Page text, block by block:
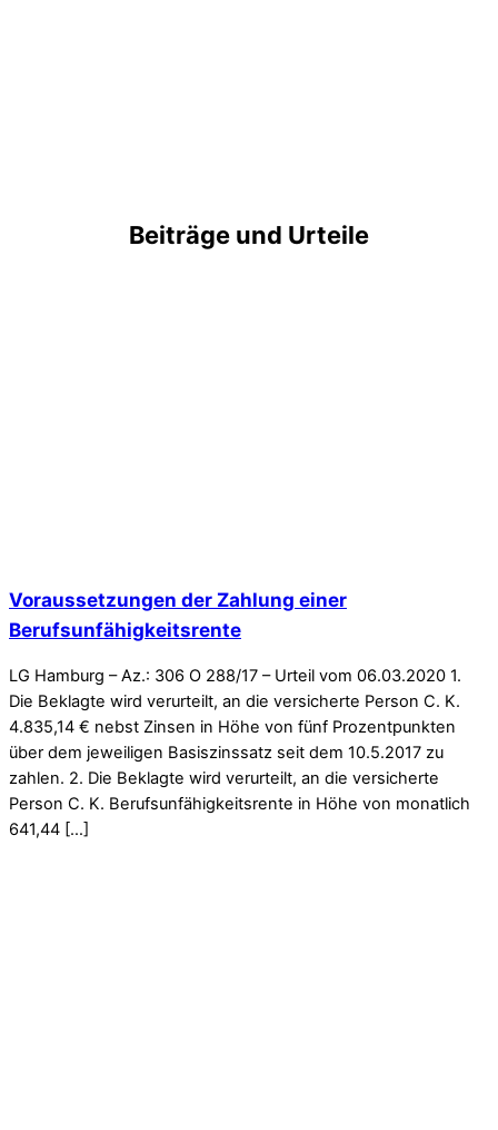
Beiträge und Urteile
Voraussetzungen der Zahlung einer
Berufsunfähigkeitsrente
LG Hamburg – Az.: 306 O 288/17 – Urteil vom 06.03.2020 1.
Die Beklagte wird verurteilt, an die versicherte Person C. K.
4.835,14 € nebst Zinsen in Höhe von fünf Prozentpunkten
über dem jeweiligen Basiszinssatz seit dem 10.5.2017 zu
zahlen. 2. Die Beklagte wird verurteilt, an die versicherte
Person C. K. Berufsunfähigkeitsrente in Höhe von monatlich
641,44 […]